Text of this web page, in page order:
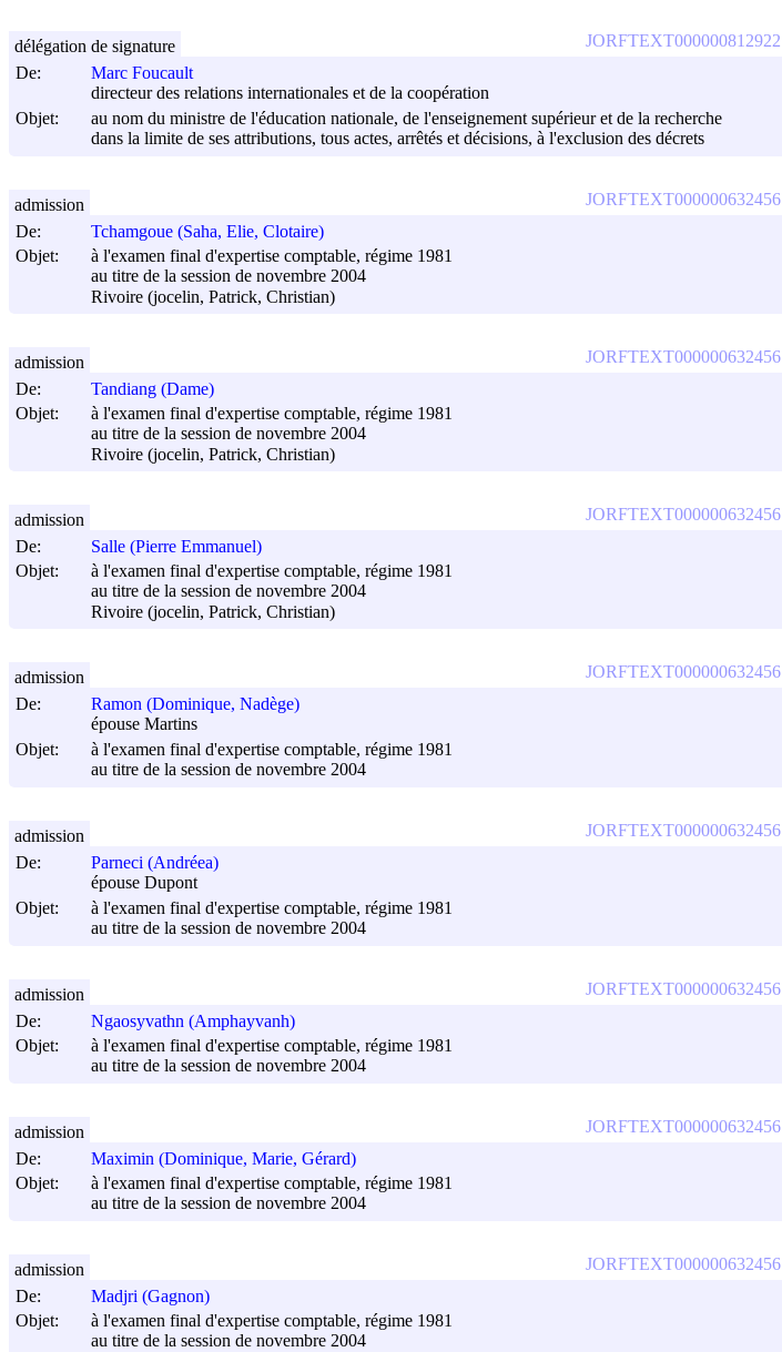
De:
Marc Foucault
directeur des relations internationales et de la coopération
Objet:
au nom du ministre de l'éducation nationale, de l'enseignement supérieur et de la recherche
dans la limite de ses attributions, tous actes, arrêtés et décisions, à l'exclusion des décrets
JORFTEXT000000812922
délégation de signature
De:
Tchamgoue (Saha, Elie, Clotaire)
Objet:
à l'examen final d'expertise comptable, régime 1981
au titre de la session de novembre 2004
Rivoire (jocelin, Patrick, Christian)
JORFTEXT000000632456
admission
De:
Tandiang (Dame)
Objet:
à l'examen final d'expertise comptable, régime 1981
au titre de la session de novembre 2004
Rivoire (jocelin, Patrick, Christian)
JORFTEXT000000632456
admission
De:
Salle (Pierre Emmanuel)
Objet:
à l'examen final d'expertise comptable, régime 1981
au titre de la session de novembre 2004
Rivoire (jocelin, Patrick, Christian)
JORFTEXT000000632456
admission
De:
Ramon (Dominique, Nadège)
épouse Martins
Objet:
à l'examen final d'expertise comptable, régime 1981
au titre de la session de novembre 2004
JORFTEXT000000632456
admission
De:
Parneci (Andréea)
épouse Dupont
Objet:
à l'examen final d'expertise comptable, régime 1981
au titre de la session de novembre 2004
JORFTEXT000000632456
admission
De:
Ngaosyvathn (Amphayvanh)
Objet:
à l'examen final d'expertise comptable, régime 1981
au titre de la session de novembre 2004
JORFTEXT000000632456
admission
De:
Maximin (Dominique, Marie, Gérard)
Objet:
à l'examen final d'expertise comptable, régime 1981
au titre de la session de novembre 2004
JORFTEXT000000632456
admission
De:
Madjri (Gagnon)
Objet:
à l'examen final d'expertise comptable, régime 1981
au titre de la session de novembre 2004
JORFTEXT000000632456
admission